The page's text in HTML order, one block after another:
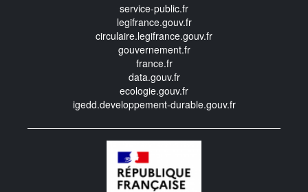
service-public.fr
legifrance.gouv.fr
circulaire.legifrance.gouv.fr
gouvernement.fr
france.fr
data.gouv.fr
ecologie.gouv.fr
igedd.developpement-durable.gouv.fr